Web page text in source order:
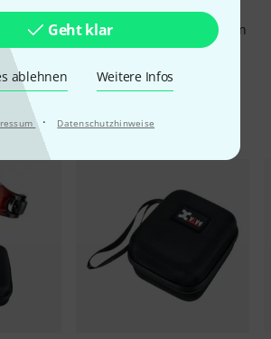
Geht klar
ablehnen Weitere Infos
· Datenschutzhinweise
auf der Bühne verwendet,
Sender aus, um die restlichen
& passende Artikel